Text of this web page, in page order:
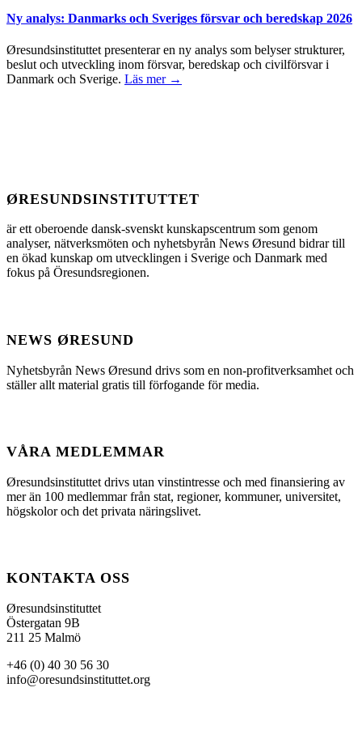
Ny analys: Danmarks och Sveriges försvar och beredskap 2026
Øresundsinstituttet presenterar en ny analys som belyser strukturer,
beslut och utveckling inom försvar, beredskap och civilförsvar i
Danmark och Sverige. Läs mer →
ØRESUNDSINSTITUTTET
är ett oberoende dansk-svenskt kunskapscentrum som genom
analyser, nätverksmöten och nyhetsbyrån News Øresund bidrar till
en ökad kunskap om utvecklingen i Sverige och Danmark med
fokus på Öresundsregionen.
NEWS ØRESUND
Nyhetsbyrån News Øresund drivs som en non-profitverksamhet och
ställer allt material gratis till förfogande för media.
VÅRA MEDLEMMAR
Øresundsinstituttet drivs utan vinst­intresse och med finansiering av
mer än 100 medlemmar från stat, regioner, kommuner, universitet,
högskolor och det privata näringslivet.
KONTAKTA OSS
Øresundsinstituttet
Östergatan 9B
211 25 Malmö
+46 (0) 40 30 56 30
info@oresundsinstituttet.org